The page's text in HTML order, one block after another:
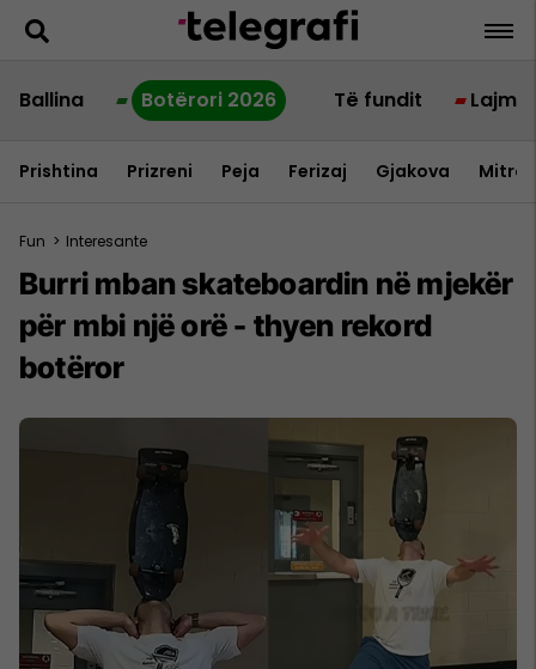
Ballina Botërori 2026 Të fundit Lajme
Prishtina Prizreni Peja Ferizaj Gjakova
Fun > Interesante
Burri mban skateboardin në mjekër
për mbi një orë - thyen rekord
botëror